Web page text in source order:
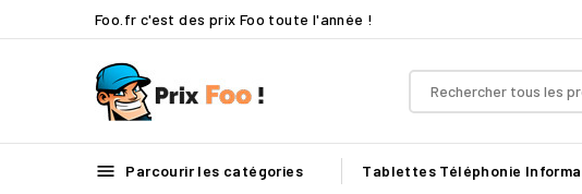
Foo.fr c'est des prix Foo toute l'année !
 Parcourir les catégories Tablettes Téléphonie